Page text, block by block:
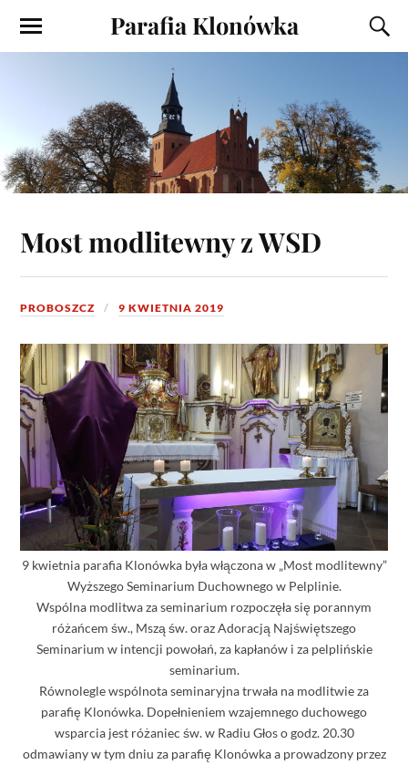
Parafia Klonówka
Most modlitewny z WSD
PROBOSZCZ 9 KWIETNIA 2019
9 kwietnia parafia Klonówka była włączona w „Most modlitewny”
Wyższego Seminarium Duchownego w Pelplinie.
Wspólna modlitwa za seminarium rozpoczęła się porannym
różańcem św., Mszą św. oraz Adoracją Najświętszego
Seminarium w intencji powołań, za kapłanów i za pelplińskie
seminarium.
Równolegle wspólnota seminaryjna trwała na modlitwie za
parafię Klonówka. Dopełnieniem wzajemnego duchowego
wsparcia jest różaniec św. w Radiu Głos o godz. 20.30
odmawiany w tym dniu za parafię Klonówka a prowadzony przez